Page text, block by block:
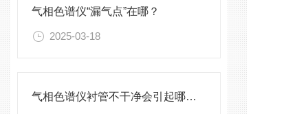
气相色谱仪“漏气点”在哪？
2025-03-18
气相色谱仪衬管不干净会引起哪些问题